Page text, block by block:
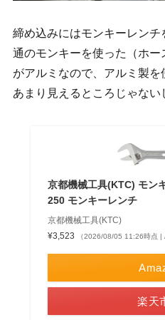
締め込みにはモンキーレン
通のモンキーを使った（ホ
がアルミなので、アルミ製を
あまり見えるところじゃない
京都機械工具(KTC) モン
250 モンキーレンチ
京都機械工具(KTC)
¥3,523
（2026/08/05 11:26時点 |
楽天